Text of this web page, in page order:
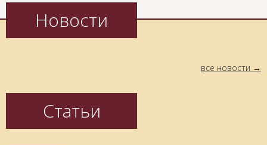
Новости
все новости
Статьи